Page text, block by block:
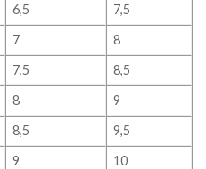
6,5
7,5
7
8
7,5
8,5
8
9
8,5
9,5
9
10